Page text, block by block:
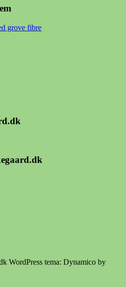
grove fibre
WordPress tema: Dynamico by